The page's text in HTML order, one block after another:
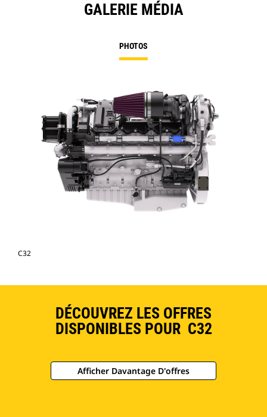
GALERIE MÉDIA
PHOTOS
C32
DÉCOUVREZ LES OFFRES
DISPONIBLES POUR C32
Afficher Davantage D'offres